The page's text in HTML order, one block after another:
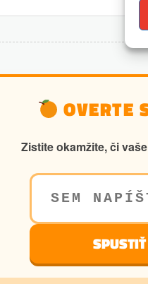
OVERTE
Zistite okamžite, či